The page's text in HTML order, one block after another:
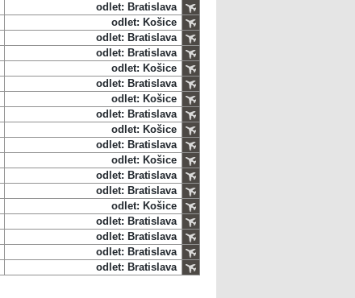
odlet: Bratislava
odlet: Košice
odlet: Bratislava
odlet: Bratislava
odlet: Košice
odlet: Bratislava
odlet: Košice
odlet: Bratislava
odlet: Košice
odlet: Bratislava
odlet: Košice
odlet: Bratislava
odlet: Bratislava
odlet: Košice
odlet: Bratislava
odlet: Bratislava
odlet: Bratislava
odlet: Bratislava